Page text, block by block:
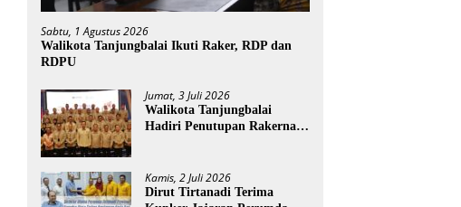
Sabtu, 1 Agustus 2026
Walikota Tanjungbalai Ikuti Raker, RDP dan
RDPU
Jumat, 3 Juli 2026
Walikota Tanjungbalai
Hadiri Penutupan Rakernas
Kamis, 2 Juli 2026
Dirut Tirtanadi Terima